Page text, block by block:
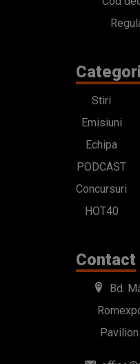
Stiri
Emisiuni
Echipa
PODCAST
Concursuri
HOT40
Contact
Bd.
Pavilion